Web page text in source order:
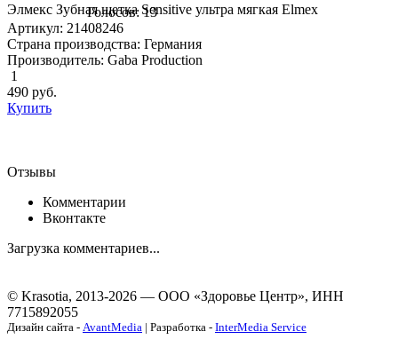
Элмекс Зубная щетка Sensitive ультра мягкая Elmex
Голосов: 13
Артикул: 21408246
Страна производства: Германия
Производитель: Gaba Production
1
490 руб.
Купить
Отзывы
Комментарии
Вконтакте
Загрузка комментариев...
© Krasotia, 2013-2026 — ООО «Здоровье Центр», ИНН
7715892055
Дизайн сайта - AvantMedia | Разработка - InterMedia Service